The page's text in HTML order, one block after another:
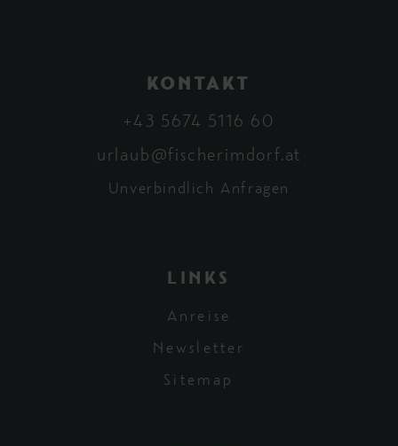
KONTAKT
+43 5674 5116 60
urlaub@fischerimdorf.at
Unverbindlich Anfragen
LINKS
Anreise
Newsletter
Sitemap